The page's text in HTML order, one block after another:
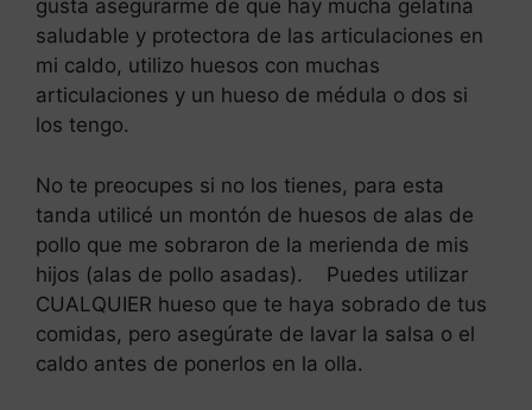
gusta asegurarme de que hay mucha gelatina
saludable y protectora de las articulaciones en
mi caldo, utilizo huesos con muchas
articulaciones y un hueso de médula o dos si
los tengo.
No te preocupes si no los tienes, para esta
tanda utilicé un montón de huesos de alas de
pollo que me sobraron de la merienda de mis
hijos (alas de pollo asadas). Puedes utilizar
CUALQUIER hueso que te haya sobrado de tus
comidas, pero asegúrate de lavar la salsa o el
caldo antes de ponerlos en la olla.